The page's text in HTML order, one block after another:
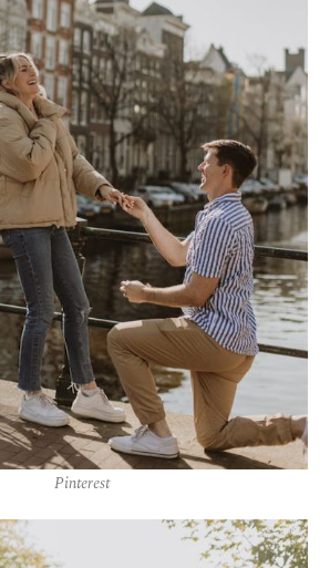
Pinterest